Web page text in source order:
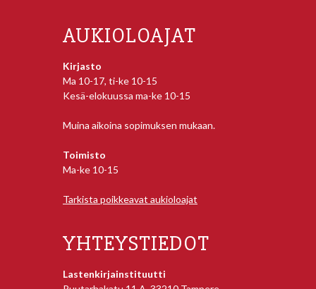
AUKIOLOAJAT
Kirjasto
Ma 10-17, ti-ke 10-15
Kesä-elokuussa ma-ke 10-15
Muina aikoina sopimuksen mukaan.
Toimisto
Ma-ke 10-15
Tarkista poikkeavat aukioloajat
YHTEYSTIEDOT
Lastenkirjainstituutti